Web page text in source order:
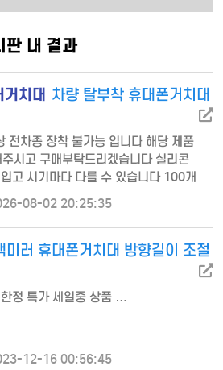
판 내 결과
거치대 차량 탈부착 휴대폰거치대
전차종 장착 불가능 입니다 해당 제품
시고 구매부탁드리겠습니다 실리콘
고 시기마다 다를 수 있습니다 100개
08-02 20:25:35
미러 휴대폰거치대 방향길이 조절
정 특가 세일중 상품 …
12-16 00:56:45